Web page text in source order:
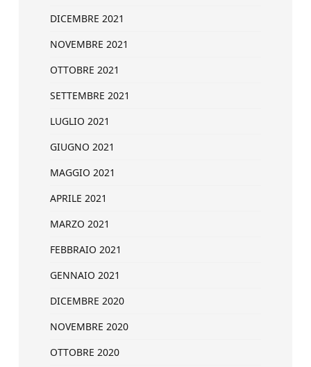
DICEMBRE 2021
NOVEMBRE 2021
OTTOBRE 2021
SETTEMBRE 2021
LUGLIO 2021
GIUGNO 2021
MAGGIO 2021
APRILE 2021
MARZO 2021
FEBBRAIO 2021
GENNAIO 2021
DICEMBRE 2020
NOVEMBRE 2020
OTTOBRE 2020